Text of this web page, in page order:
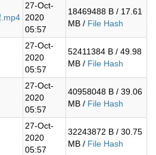
27-Oct-
2020
05:57
18469488 B / 17.61
MB / File Hash
27-Oct-
2020
05:57
52411384 B / 49.98
MB / File Hash
27-Oct-
2020
05:57
40958048 B / 39.06
MB / File Hash
27-Oct-
2020
05:57
32243872 B / 30.75
MB / File Hash